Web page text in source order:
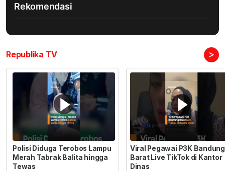
Rekomendasi
Republika TV >
Polisi Diduga Terobos Lampu
Merah Tabrak Balita hingga
Tewas
Viral Pegawai P3K Bandung
Barat Live TikTok di Kantor
Dinas